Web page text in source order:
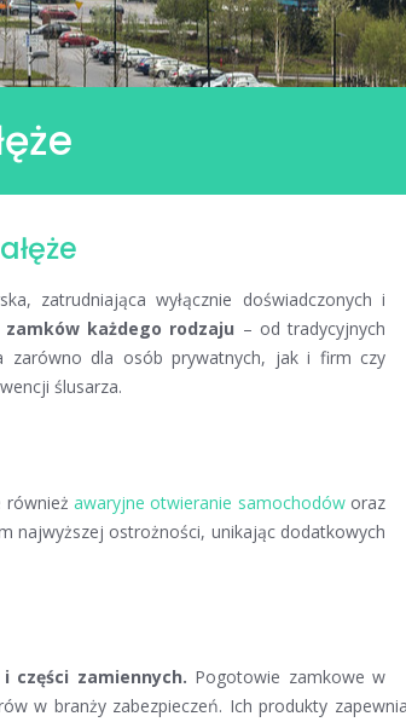
zatrudniająca wyłącznie doświadczonych i
zamków każdego rodzaju – od tradycyjnych
zarówno dla osób prywatnych, jak i firm czy
ślusarza.
również awaryjne otwieranie samochodóworaz
najwyższej ostrożności, unikając dodatkowych
zamiennych. Pogotowie zamkowe w
w branży zabezpieczeń. Ich produkty